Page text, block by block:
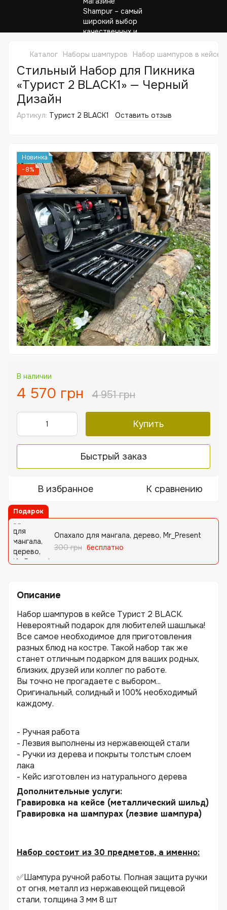
Каталог Наборы шампуров Набор шампуров в кейсе
Стильный Набор для Пикника
«Турист 2 BLACK1» — Черный
Дизайн
Артикул: Турист 2 BLACK1 Оставить отзыв
Новинка
−8%
В наличии
4 570 грн 4 951 грн
Купить
Быстрый заказ
В избранное К сравнению
Подарок
Опахало для мангала, дерево, Mr_Present
300 грн бесплатно
Описание
Набор шампуров в кейсе Турист 2 BLACK.
Невероятный подарок для любителей шашлыка!
Все самое необходимое для приготовления
разных блюд на костре. Такой набор так же
станет отличным подарком для ваших родных,
близких, друзей или коллег по работе.
Вы точно не прогадаете с выбором...
Оригинальный, солидный и 100% необходимый
каждому.
- Ручная работа
- Лезвия выполнены из нержавеющей стали
- Ручки из дерева и покрыты толстым слоем
лака
- Кейс изготовлен из натурального дерева
Дополнительные услуги:
Гравировка на кейсе (металлический шильд)
Гравировка на шампурах (лезвие шампура)
Набор состоит из 30 предметов, а именно:
✅Шампура ручной работы. Полная защита ручки
от огня, металл из нержавеющей пищевой
стали, толщина 3 мм 8 шт